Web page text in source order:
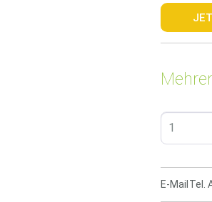
E-Mail Tel.